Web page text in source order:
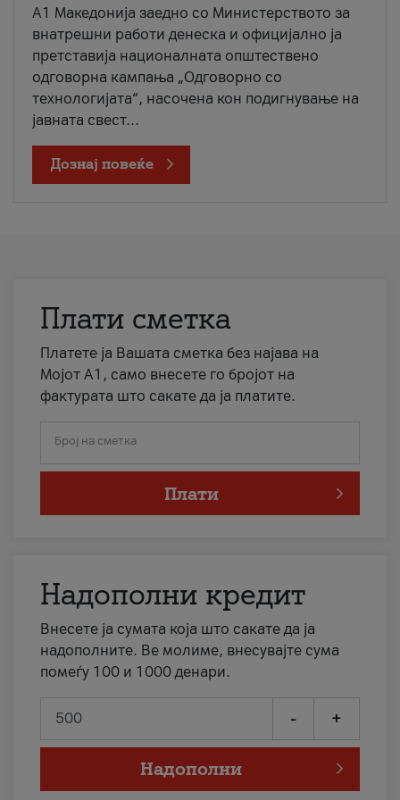
A1 Македонија заедно со Министерството за
внатрешни работи денеска и официјално ја
претставија националната општествено
одговорна кампања „Одговорно со
технологијата“, насочена кон подигнување на
јавната свест...
Дознај повеќе
Плати сметка
Платете ја Вашата сметка без најава на
Мојот А1, само внесете го бројот на
фактурата што сакате да ја платите.
Број на сметка
Плати
Надополни кредит
Внесете ја сумата која што сакате да ја
надополните. Ве молиме, внесувајте сума
помеѓу 100 и 1000 денари.
- +
Надополни